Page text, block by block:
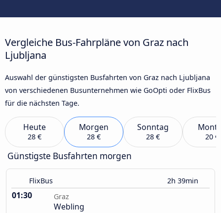
Vergleiche Bus-Fahrpläne von Graz nach
Ljubljana
Auswahl der günstigsten Busfahrten von Graz nach Ljubljana
von verschiedenen Busunternehmen wie GoOpti oder FlixBus
für die nächsten Tage.
Heute
28 €
Morgen
28 €
Sonntag
28 € 20 €
Günstigste Busfahrten morgen
FlixBus 2h 39min
01:30 Graz
Webling